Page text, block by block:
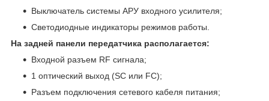
Выключатель системы АРУ входного усилителя;
Светодиодные индикаторы режимов работы.
На задней панели передатчика располагается:
Входной разъем RF сигнала;
1 оптический выход (SC или FC);
Разъем подключения сетевого кабеля питания;